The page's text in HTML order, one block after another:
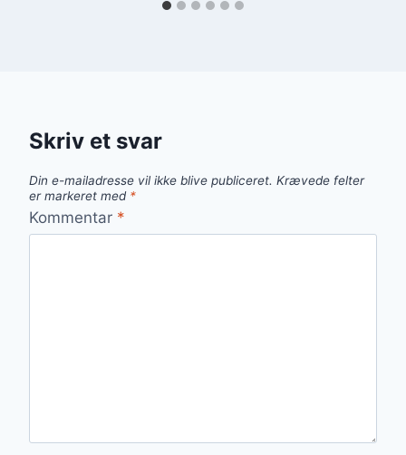
Skriv et svar
Din e-mailadresse vil ikke blive publiceret. Krævede felter
er markeret med *
Kommentar *